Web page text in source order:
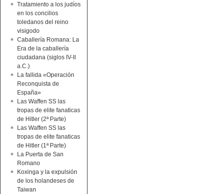
Tratamiento a los judíos
en los concilios
toledanos del reino
visigodo
Caballería Romana: La
Era de la caballería
ciudadana (siglos IV-II
a.C.)
La fallida «Operación
Reconquista de
España»
Las Waffen SS las
tropas de elite fanaticas
de Hitler (2ª Parte)
Las Waffen SS las
tropas de elite fanaticas
de Hitler (1ª Parte)
La Puerta de San
Romano
Koxinga y la expulsión
de los holandeses de
Taiwan